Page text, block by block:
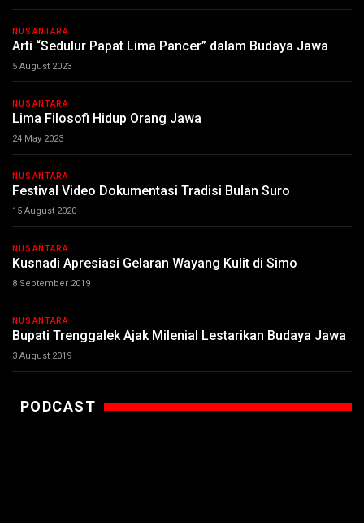
NUSANTARA
Arti “Sedulur Papat Lima Pancer” dalam Budaya Jawa
5 August 2023
NUSANTARA
Lima Filosofi Hidup Orang Jawa
24 May 2023
NUSANTARA
Festival Video Dokumentasi Tradisi Bulan Suro
15 August 2020
NUSANTARA
Kusnadi Apresiasi Gelaran Wayang Kulit di Simo
8 September 2019
NUSANTARA
Bupati Trenggalek Ajak Milenial Lestarikan Budaya Jawa
3 August 2019
PODCAST